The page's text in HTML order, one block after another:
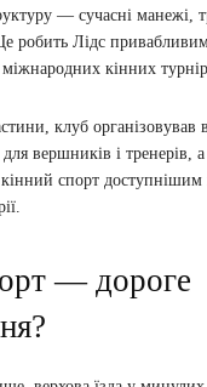
— сучасні манежі,
робить Лідс
міжнародних кінних
клуб організовував
вершників і тренерів,
спорт
— дороге